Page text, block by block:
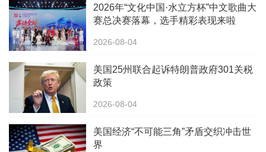
2026年“文化中国·水立方杯”中文歌曲大
赛总决赛落幕，选手精彩表现来啦
2026-08-04
美国25州联合起诉特朗普政府301关税
政策
2026-08-04
美国经济“不可能三角”矛盾交织冲击世
界